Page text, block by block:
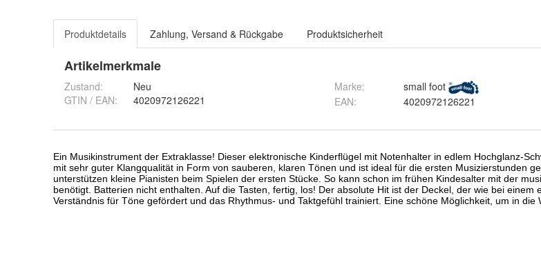
Produktdetails Zahlung, Versand & Rückgabe Produktsicherheit
Artikelmerkmale
Zustand:
Neu
GTIN / EAN:
4020972126221
Marke:
small foot
EAN: 4020972126221